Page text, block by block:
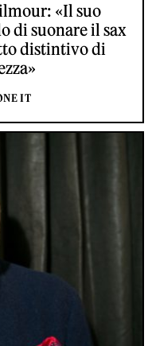
«Il suo
di suonare il sax
distintivo di
IT